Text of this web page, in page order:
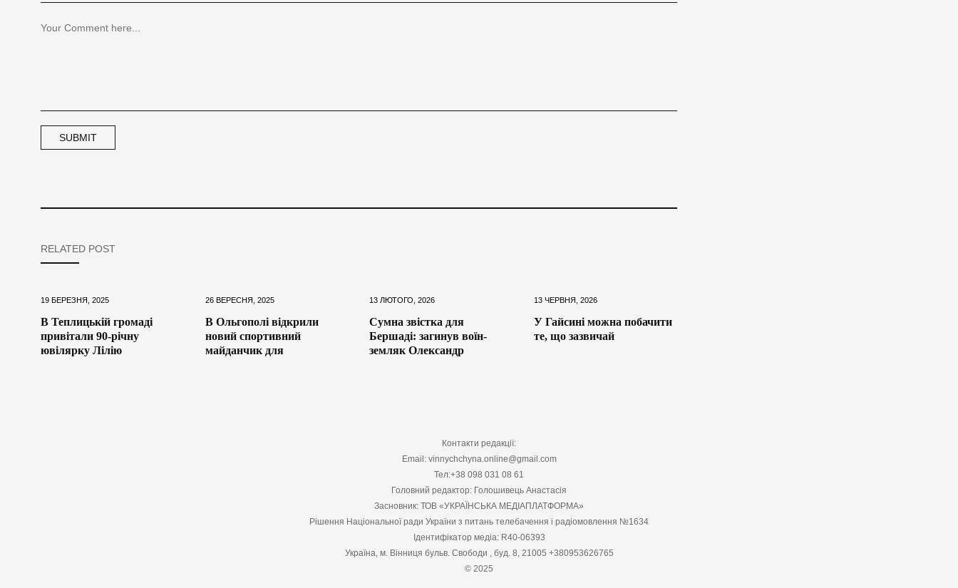
RELATED POST
19 БЕРЕЗНЯ, 2025
В Теплицькій громаді
привітали 90-річну
ювілярку Лілію
26 ВЕРЕСНЯ, 2025
В Ольгополі відкрили
новий спортивний
майданчик для
13 ЛЮТОГО, 2026
Сумна звістка для
Бершаді: загинув воїн-
земляк Олександр
13 ЧЕРВНЯ, 2026
У Гайсині можна побачити
те, що зазвичай
Контакти редакції:
Email: vinnychchyna.online@gmail.com
Тел:+38 098 031 08 61
Головний редактор: Голошивець Анастасія
Засновник: ТОВ «УКРАЇНСЬКА МЕДІАПЛАТФОРМА»
Рішення Національної ради України з питань телебачення і радіомовлення №1634
Ідентифікатор медіа: R40-06393
Україна, м. Вінниця бульв. Свободи , буд. 8, 21005 +380953626765
© 2025